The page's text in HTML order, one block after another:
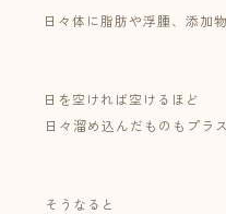
日々体に脂肪や浮腫、添加
日を空ければ空けるほど⁡
日々溜め込んだものもプラ
⁡そうなると⁡